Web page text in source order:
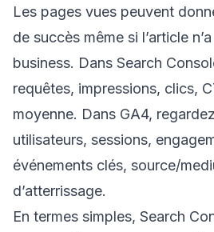
Les pages vues peuvent
de succès même si l’article
business. Dans Search
requêtes, impressions, clics,
moyenne. Dans GA4,
utilisateurs, sessions,
événements clés, source/
d’atterrissage.
En termes simples, Search